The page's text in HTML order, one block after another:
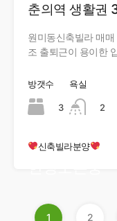
춘의역 생활권
원미동신축빌라 매
조 출퇴근이 용이한
방갯수
3
욕실
2
신축빌라분양
1 2